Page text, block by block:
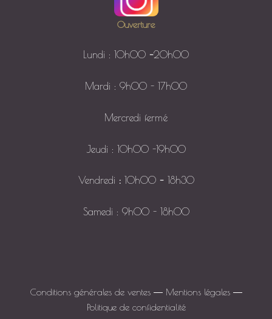
Ouverture
Lundi : 10h00 –20h00
Mardi : 9h00 - 17h00
Mercredi fermé
Jeudi : 10h00 -19h00
Vendredi :10h00 –18h30
Samedi : 9h00 - 18h00
Conditions générales de ventes― Mentions légales―
Politique de confidentialité